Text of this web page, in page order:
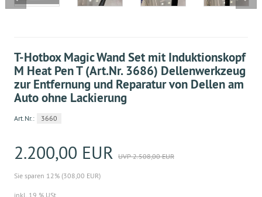
T-Hotbox Magic Wand Set mit Induktionskopf
M Heat Pen T (Art.Nr. 3686) Dellenwerkzeug
zur Entfernung und Reparatur von Dellen am
Auto ohne Lackierung
Art.Nr.: 3660
2.200,00 EUR UVP 2.508,00 EUR
Sie sparen 12% (308,00 EUR)
inkl. 19 % USt